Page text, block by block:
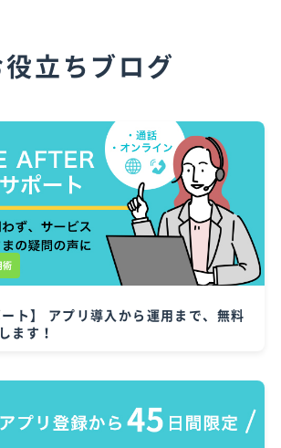
役立ちブログ
術
ート】 アプリ導入から運用まで、無料
ます！